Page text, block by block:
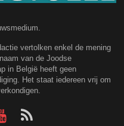
vertolken enkel de mening
van de Joodse
in België heeft geen
Het staat iedereen vrij om